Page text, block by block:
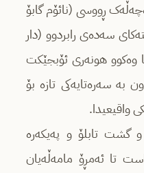
ڕووسی (نائۆم گابۆ
سەدەی رابردوو (دار
وەکوو هونەری ئۆبجێکت
بە سەرەتایەکی تازە بۆ
واقیعیدا.
گشت تابلۆ و پەیکەرە
تا ئەمڕۆ مامەڵەیان